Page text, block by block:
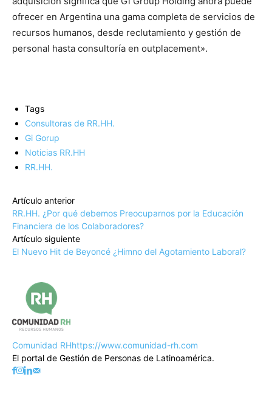
ofrecer en Argentina una gama completa de servicios de
recursos humanos, desde reclutamiento y gestión de
personal hasta consultoría en outplacement».
Tags
Consultoras de RR.HH.
Gi Gorup
Noticias RR.HH
RR.HH.
Artículo anterior
RR.HH. ¿Por qué debemos Preocuparnos por la Educación
Financiera de los Colaboradores?
Artículo siguiente
El Nuevo Hit de Beyoncé ¿Himno del Agotamiento Laboral?
Comunidad RHhttps://www.comunidad-rh.com
El portal de Gestión de Personas de Latinoamérica.